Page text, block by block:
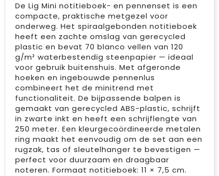
De Lig Mini notitieboek- en pennenset is een
compacte, praktische metgezel voor
onderweg. Het spiraalgebonden notitieboek
heeft een zachte omslag van gerecycled
plastic en bevat 70 blanco vellen van 120
g/m² waterbestendig steenpapier — ideaal
voor gebruik buitenshuis. Met afgeronde
hoeken en ingebouwde pennenlus
combineert het de minitrend met
functionaliteit. De bijpassende balpen is
gemaakt van gerecycled ABS-plastic, schrijft
in zwarte inkt en heeft een schrijflengte van
250 meter. Een kleurgecoördineerde metalen
ring maakt het eenvoudig om de set aan een
rugzak, tas of sleutelhanger te bevestigen —
perfect voor duurzaam en draagbaar
noteren. Formaat notitieboek: 11 × 7,5 cm.